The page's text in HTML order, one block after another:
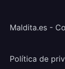
Maldita.es -
Política de